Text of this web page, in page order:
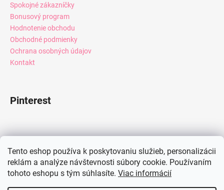
Tento eshop používa k poskytovaniu služieb, personalizácii
reklám a analýze návštevnosti súbory cookie. Používaním
tohoto eshopu s tým súhlasíte. Viac informácií
Spokojné zákazníčky
Bonusový program
Hodnotenie obchodu
Obchodné podmienky
Ochrana osobných údajov
Kontakt
Pinterest
Instagram